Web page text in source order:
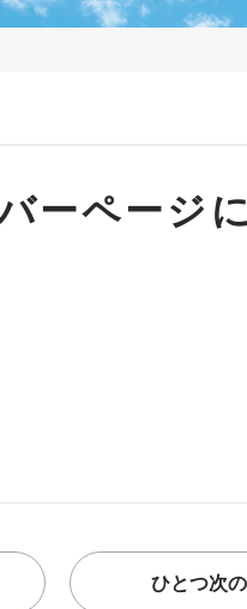
ーページ
ひとつ次の